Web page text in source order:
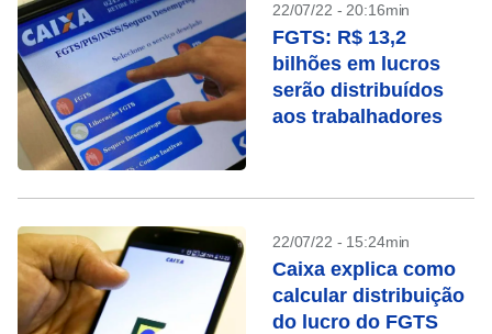
22/07/22 - 20:16min
FGTS: R$ 13,2
bilhões em lucros
serão distribuídos
aos trabalhadores
22/07/22 - 15:24min
Caixa explica como
calcular distribuição
do lucro do FGTS